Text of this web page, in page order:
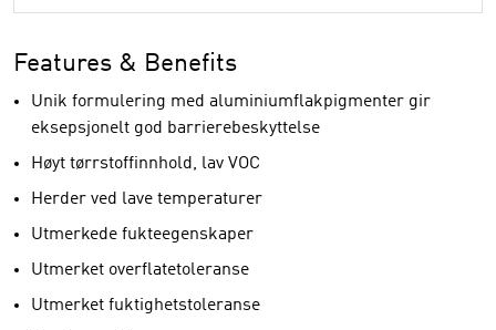
Features & Benefits
Unik formulering med aluminiumflakpigmenter gir
eksepsjonelt god barrierebeskyttelse
Høyt tørrstoffinnhold, lav VOC
Herder ved lave temperaturer
Utmerkede fukteegenskaper
Utmerket overflatetoleranse
Utmerket fuktighetstoleranse